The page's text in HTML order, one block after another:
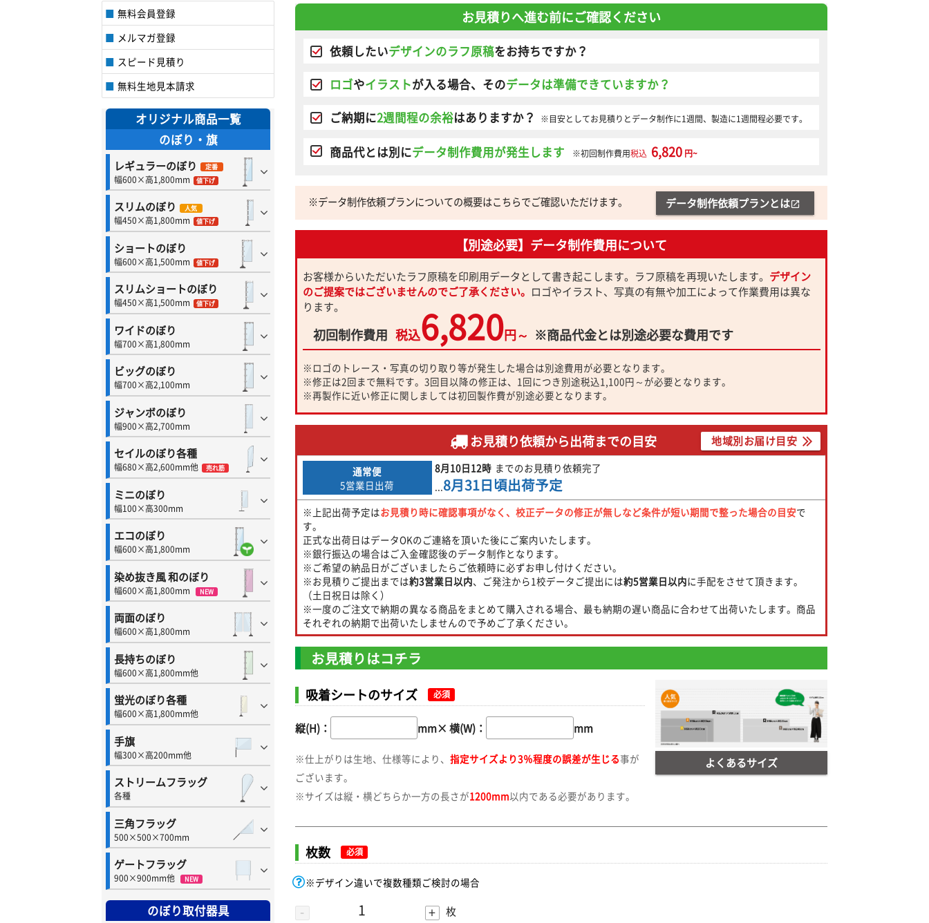
無料会員登録
メルマガ登録
スピード見積り
無料生地見本請求
オリジナル商品一覧
のぼり・旗
レギュラーのぼり 定番
幅600×高1,800mm 値下げ
スリムのぼり 人気
幅450×高1,800mm 値下げ
ショートのぼり
幅600×高1,500mm 値下げ
スリムショートのぼり
幅450×高1,500mm 値下げ
ワイドのぼり
幅700×高1,800mm
ビッグのぼり
幅700×高2,100mm
ジャンボのぼり
幅900×高2,700mm
セイルのぼり各種
幅680×高2,600mm他 売れ筋
ミニのぼり
幅100×高300mm
エコのぼり
幅600×高1,800mm
染め抜き風 和のぼり
幅600×高1,800mm NEW
両面のぼり
幅600×高1,800mm
長持ちのぼり
幅600×高1,800mm他
蛍光のぼり各種
幅600×高1,800mm他
手旗
幅300×高200mm他
ストリームフラッグ
各種
三角フラッグ
500×500×700mm
ゲートフラッグ
900×900mm他 NEW
のぼり取付器具
お見積りへ進む前にご確認ください
依頼したいデザインのラフ原稿をお持ちですか？
ロゴやイラストが入る場合、そのデータは準備できていますか？
ご納期に2週間程の余裕はありますか？ ※目安としてお見積りとデータ制作に1週間、製造に1週間程必要です。
商品代とは別にデータ制作費用が発生します ※初回制作費用税込 6,820 円~
※データ制作依頼プランについての概要はこちらでご確認いただけます。 データ制作依頼プランとはopen_in_new
【別途必要】データ制作費用について
お客様からいただいたラフ原稿を印刷用データとして書き起こします。ラフ原稿を再現いたします。 デザイン
のご提案ではございませんのでご了承ください。 ロゴやイラスト、写真の有無や加工によって作業費用は異な
ります。
初回制作費用 税込6,820円～ ※商品代金とは別途必要な費用です
※ロゴのトレース・写真の切り取り等が発生した場合は別途費用が必要となります。
※修正は2回まで無料です。3回目以降の修正は、1回につき別途税込1,100円～が必要となります。
※再製作に近い修正に関しましては初回製作費が別途必要となります。
お見積り依頼から出荷までの目安 地域別お届け目安
通常便
5営業日出荷
8月10日12時 までのお見積り依頼完了
...8月31日頃出荷予定
※上記出荷予定はお見積り時に確認事項がなく、校正データの修正が無しなど条件が短い期間で整った場合の目安で
す。
正式な出荷日はデータOKのご連絡を頂いた後にご案内いたします。
※銀行振込の場合はご入金確認後のデータ制作となります。
※ご希望の納品日がございましたらご依頼時に必ずお申し付けください。
※お見積りご提出までは約3営業日以内、ご発注から1校データご提出には約5営業日以内に手配をさせて頂きます。
（土日祝日は除く）
※一度のご注文で納期の異なる商品をまとめて購入される場合、最も納期の遅い商品に合わせて出荷いたします。商品
それぞれの納期で出荷いたしませんので予めご了承ください。
お見積りはコチラ
吸着シートのサイズ 必須
縦(H)： mm× 横(W)： mm
※仕上がりは生地、仕様等により、 指定サイズより3％程度の誤差が生じる事が
ございます。
※サイズは縦・横どちらか一方の長さが1200mm以内である必要があります。
よくあるサイズ
枚数 必須
※デザイン違いで複数種類ご検討の場合
- + 枚